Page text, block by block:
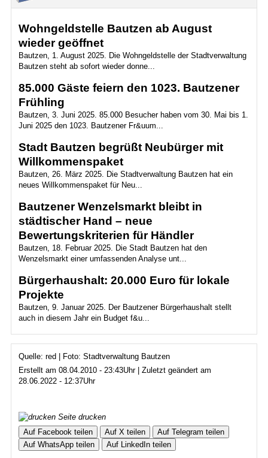
Wohngeldstelle Bautzen ab August
wieder geöffnet
Bautzen, 1. August 2025. Die Wohngeldstelle der Stadtverwaltung
Bautzen steht ab sofort wieder donne...
85.000 Gäste feiern den 1023. Bautzener
Frühling
Bautzen, 3. Juni 2025. 85.000 Besucher haben vom 30. Mai bis 1.
Juni 2025 den 1023. Bautzener Fr&uum...
Stadt Bautzen begrüßt Neubürger mit
Willkommenspaket
Bautzen, 26. März 2025. Die Stadtverwaltung Bautzen hat ein
neues Willkommenspaket für Neu...
Bautzener Wenzelsmarkt bleibt in
städtischer Hand – neue
Bewertungskriterien für Händler
Bautzen, 18. Februar 2025. Die Stadt Bautzen hat den
Wenzelsmarkt einer umfassenden Analyse unt...
Bürgerhaushalt: 20.000 Euro für lokale
Projekte
Bautzen, 9. Januar 2025. Der Bautzener Bürgerhaushalt stellt
auch in diesem Jahr ein Budget f&u...
Quelle: red | Foto: Stadtverwaltung Bautzen
Erstellt am 08.04.2010 - 23:43Uhr | Zuletzt geändert am
28.06.2022 - 12:37Uhr
Seite drucken
Auf Facebook teilen
Auf X teilen
Auf Telegram teilen
Auf WhatsApp teilen
Auf LinkedIn teilen